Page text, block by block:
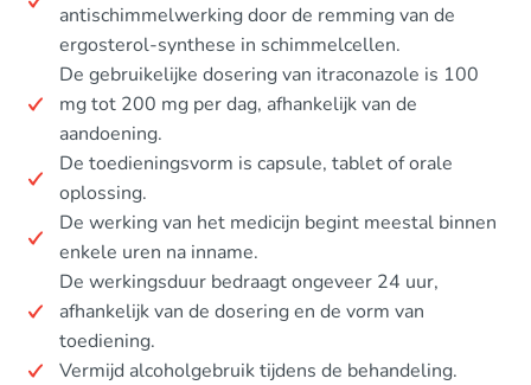
antischimmelwerking door de remming van de
ergosterol-synthese in schimmelcellen.
De gebruikelijke dosering van itraconazole is 100
mg tot 200 mg per dag, afhankelijk van de
aandoening.
De toedieningsvorm is capsule, tablet of orale
oplossing.
De werking van het medicijn begint meestal binnen
enkele uren na inname.
De werkingsduur bedraagt ongeveer 24 uur,
afhankelijk van de dosering en de vorm van
toediening.
Vermijd alcoholgebruik tijdens de behandeling.